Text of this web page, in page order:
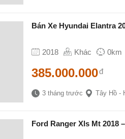
Bán Xe Hyundai Elantra
2018 Khác 0km
385.000.000đ
3 tháng trước Tây Hồ -
Ford Ranger Xls Mt 2018